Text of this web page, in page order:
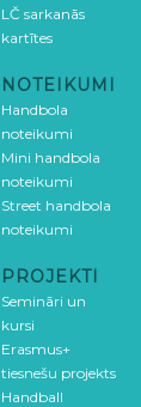
LČ sarkanās
kartītes
NOTEIKUMI
Handbola
noteikumi
Mini handbola
noteikumi
Street handbola
noteikumi
PROJEKTI
Semināri un
kursi
Erasmus+
tiesnešu projekts
Handball